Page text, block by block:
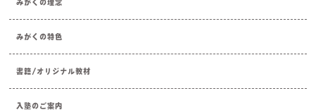
みがくの理念
みがくの特色
書籍/オリジナル教材
入塾のご案内